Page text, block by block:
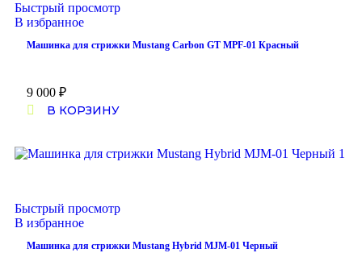
Быстрый просмотр
В избранное
Машинка для стрижки Mustang Carbon GT MPF-01 Красный
9 000 ₽
В КОРЗИНУ
Быстрый просмотр
В избранное
Машинка для стрижки Mustang Hybrid MJM-01 Черный